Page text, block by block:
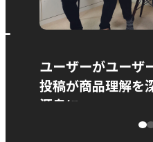
ユーザーがユーザ
投稿が商品理解を
源泉に